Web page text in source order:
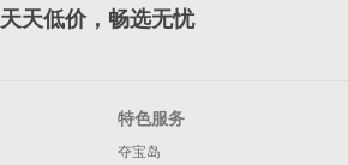
天天低价，畅选无忧
特色服务
夺宝岛